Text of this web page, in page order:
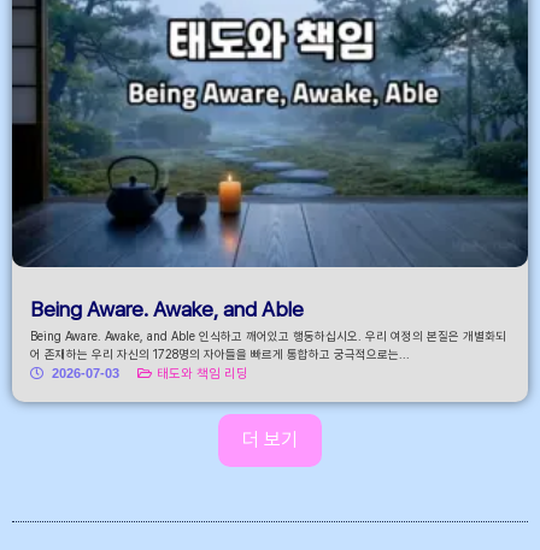
Being Aware. Awake, and Able
Being Aware. Awake, and Able 인식하고 깨어있고 행동하십시오. 우리 여정의 본질은 개별화되
어 존재하는 우리 자신의 1728명의 자아들을 빠르게 통합하고 궁극적으로는...
2026-07-03
태도와 책임 리딩
더 보기